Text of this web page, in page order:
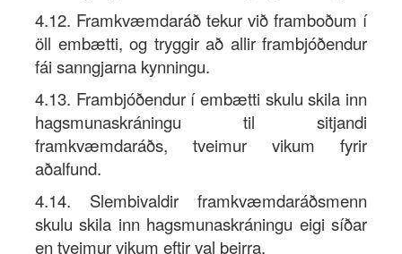
4.12. Framkvæmdaráð tekur við framboðum í
öll embætti, og tryggir að allir frambjóðendur
fái sanngjarna kynningu.
4.13. Frambjóðendur í embætti skulu skila inn
hagsmunaskráningu til sitjandi
framkvæmdaráðs, tveimur vikum fyrir
aðalfund.
4.14. Slembivaldir framkvæmdaráðsmenn
skulu skila inn hagsmunaskráningu eigi síðar
en tveimur vikum eftir val þeirra.